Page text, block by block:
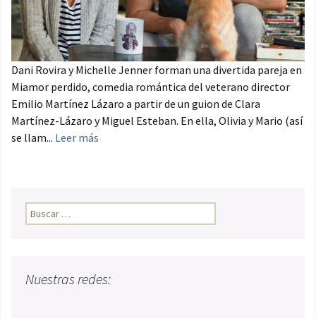
Dani Rovira y Michelle Jenner forman una divertida pareja en
Miamor perdido, comedia romántica del veterano director
Emilio Martínez Lázaro a partir de un guion de Clara
Martínez-Lázaro y Miguel Esteban. En ella, Olivia y Mario (así
se llam... Leer más
Buscar:
Nuestras redes: